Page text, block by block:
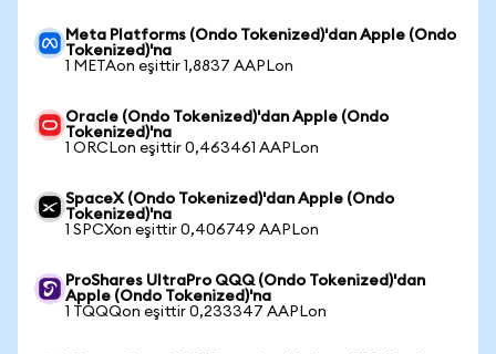
Meta Platforms (Ondo Tokenized)'dan Apple (Ondo
Tokenized)'na
1 METAon eşittir 1,8837 AAPLon
Oracle (Ondo Tokenized)'dan Apple (Ondo
Tokenized)'na
1 ORCLon eşittir 0,463461 AAPLon
SpaceX (Ondo Tokenized)'dan Apple (Ondo
Tokenized)'na
1 SPCXon eşittir 0,406749 AAPLon
ProShares UltraPro QQQ (Ondo Tokenized)'dan
Apple (Ondo Tokenized)'na
1 TQQQon eşittir 0,233347 AAPLon